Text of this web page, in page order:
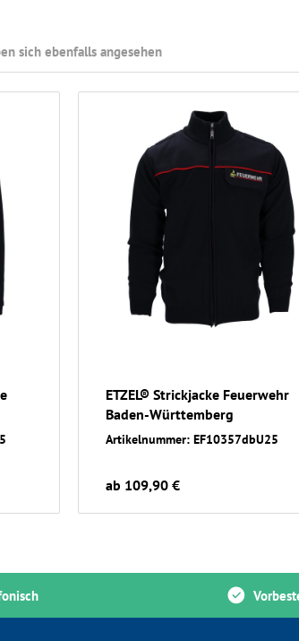
sich ebenfalls angesehen
ETZEL® Strickjacke Feuerwehr
Baden-Württemberg
Artikelnummer: EF10357dbU25
ab 109,90 €